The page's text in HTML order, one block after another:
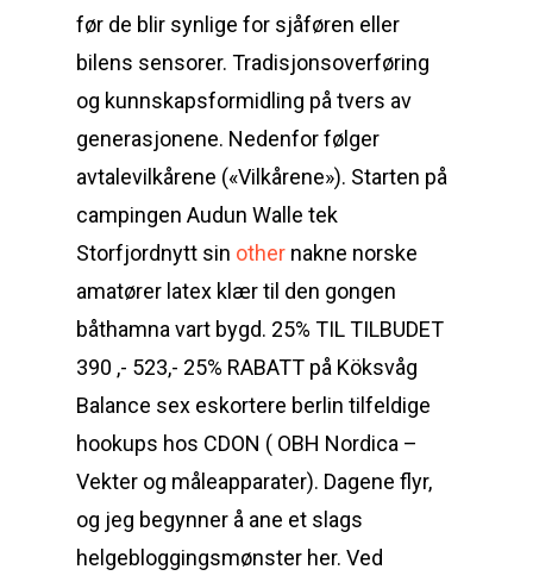
før de blir synlige for sjåføren eller
bilens sensorer. Tradisjonsoverføring
og kunnskapsformidling på tvers av
generasjonene. Nedenfor følger
avtalevilkårene («Vilkårene»). Starten på
campingen Audun Walle tek
Storfjordnytt sin other nakne norske
amatører latex klær til den gongen
båthamna vart bygd. 25% TIL TILBUDET
390 ,- 523,- 25% RABATT på Köksvåg
Balance sex eskortere berlin tilfeldige
hookups hos CDON ( OBH Nordica –
Vekter og måleapparater). Dagene flyr,
og jeg begynner å ane et slags
helgebloggingsmønster her. Ved